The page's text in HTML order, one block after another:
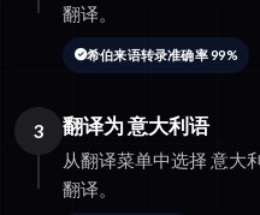
翻译。
希伯来语转录准确率 99%
3 翻译为 意大利语
从翻译菜单中选择 意大
翻译。